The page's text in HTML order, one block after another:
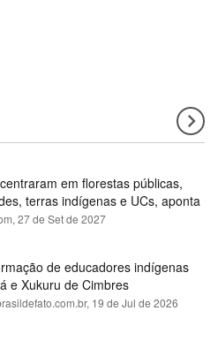
em florestas públicas,
terras indígenas e UCs, aponta
27 de Set de 2027
de educadores indígenas
e Xukuru de Cimbres
19 de Jul de 2026